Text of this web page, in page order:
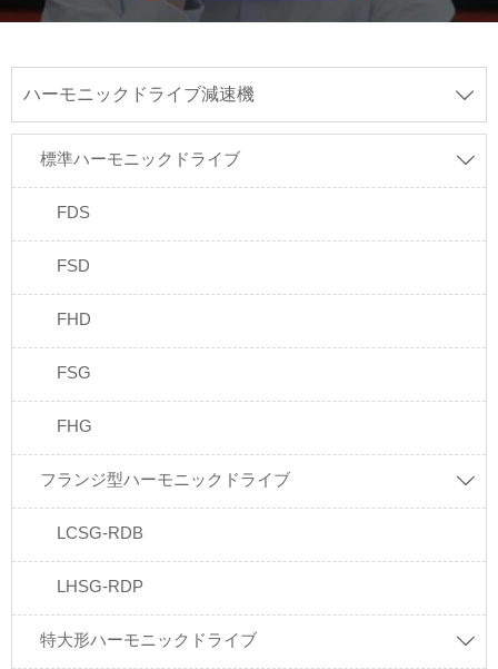
ハーモニックドライブ減速機 
標準ハーモニックドライブ 
FDS
FSD
FHD
FSG
FHG
フランジ型ハーモニックドライブ 
LCSG-RDB
LHSG-RDP
特大形ハーモニックドライブ 